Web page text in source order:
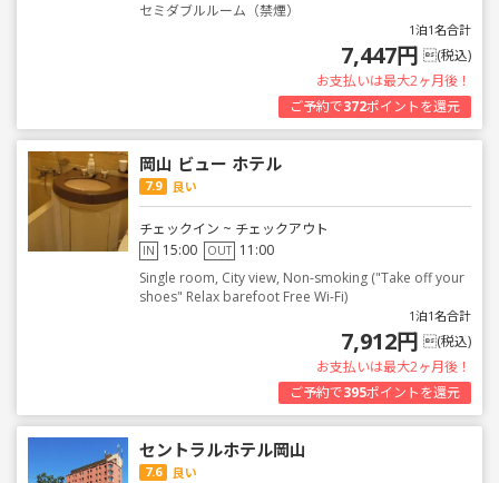
セミダブルルーム（禁煙）
1泊1名合計
7,447円 (税込)
お支払いは最大2ヶ月後！
ご予約で372ポイントを還元
岡山 ビュー ホテル
7.9 良い
チェックイン ~ チェックアウト
IN 15:00 OUT 11:00
Single room, City view, Non-smoking ("Take off your
shoes" Relax barefoot Free Wi-Fi)
1泊1名合計
7,912円 (税込)
お支払いは最大2ヶ月後！
ご予約で395ポイントを還元
セントラルホテル岡山
7.6 良い